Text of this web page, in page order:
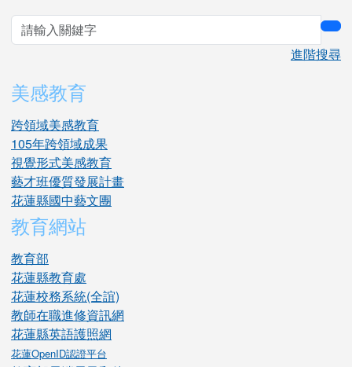
進階搜尋
美感教育
跨領域美感教育
105年跨領域成果
視覺形式美感教育
藝才班優質發展計畫
花蓮縣國中藝文團
教育網站
教育部
花蓮縣教育處
花蓮校務系統(全誼)
教師在職進修資訊網
花蓮縣英語護照網
花蓮OpenID認證平台